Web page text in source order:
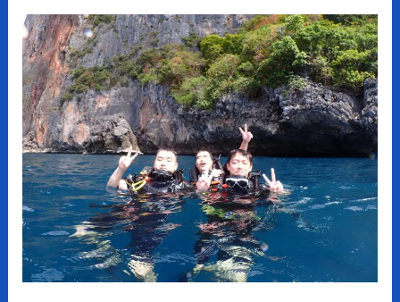
え
る
ピ
ピ
島
＋
シ
ャ
ー
ク
ポ
イ
ン
ト